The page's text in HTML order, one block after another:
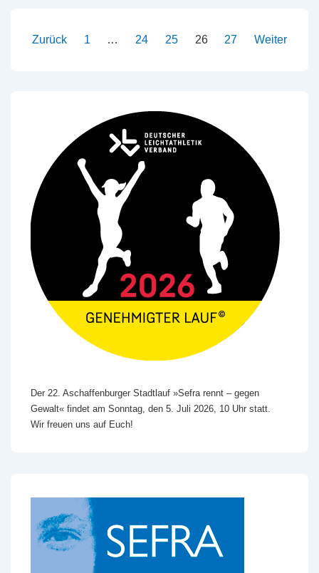
Seitennummerierung
Zurück 1 … 24 25 26 27 Weiter
Der 22. Aschaffenburger Stadtlauf »Sefra rennt – gegen
Gewalt« findet am Sonntag, den 5. Juli 2026, 10 Uhr statt.
Wir freuen uns auf Euch!